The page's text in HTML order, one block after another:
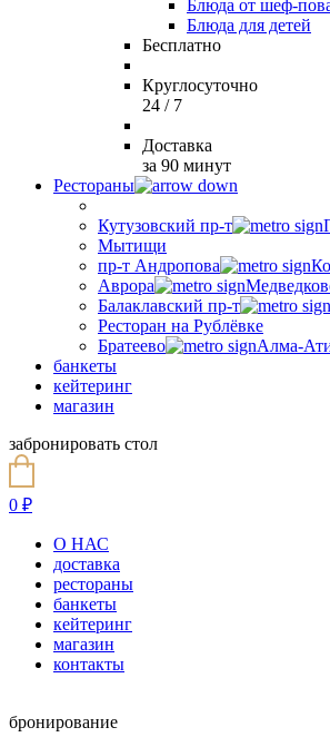
Блюда от шеф-
Блюда для детей
Бесплатно
Круглосуточно
24 / 7
Доставка
за 90 минут
Рестораны
Кутузовский пр-т
Мытищи
пр-т Андропова
Аврора
Балаклавский пр-т
Ресторан на Рублёвке
Братеево
Алма-
банкеты
кейтеринг
магазин
забронировать стол
0 ₽
О НАС
доставка
рестораны
банкеты
кейтеринг
магазин
контакты
бронирование